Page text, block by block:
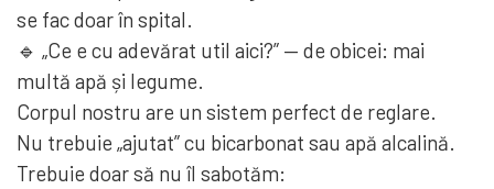
se fac doar în spital.
🔹 „Ce e cu adevărat util aici?” — de obicei: mai
multă apă și legume.
Corpul nostru are un sistem perfect de reglare.
Nu trebuie „ajutat” cu bicarbonat sau apă alcalină.
Trebuie doar să nu îl sabotăm: